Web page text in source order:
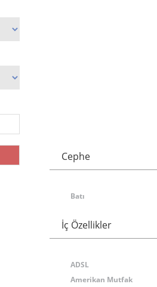
Cephe
Batı
İç Özellikler
ADSL
Amerikan Mutfak